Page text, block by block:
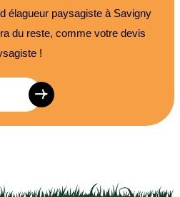
élagueur paysagiste à Savigny
du reste, comme votre devis
!